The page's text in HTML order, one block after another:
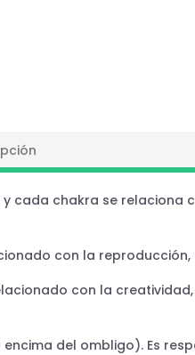
cada chakra se relaciona
con la
con la
del ombligo). Es